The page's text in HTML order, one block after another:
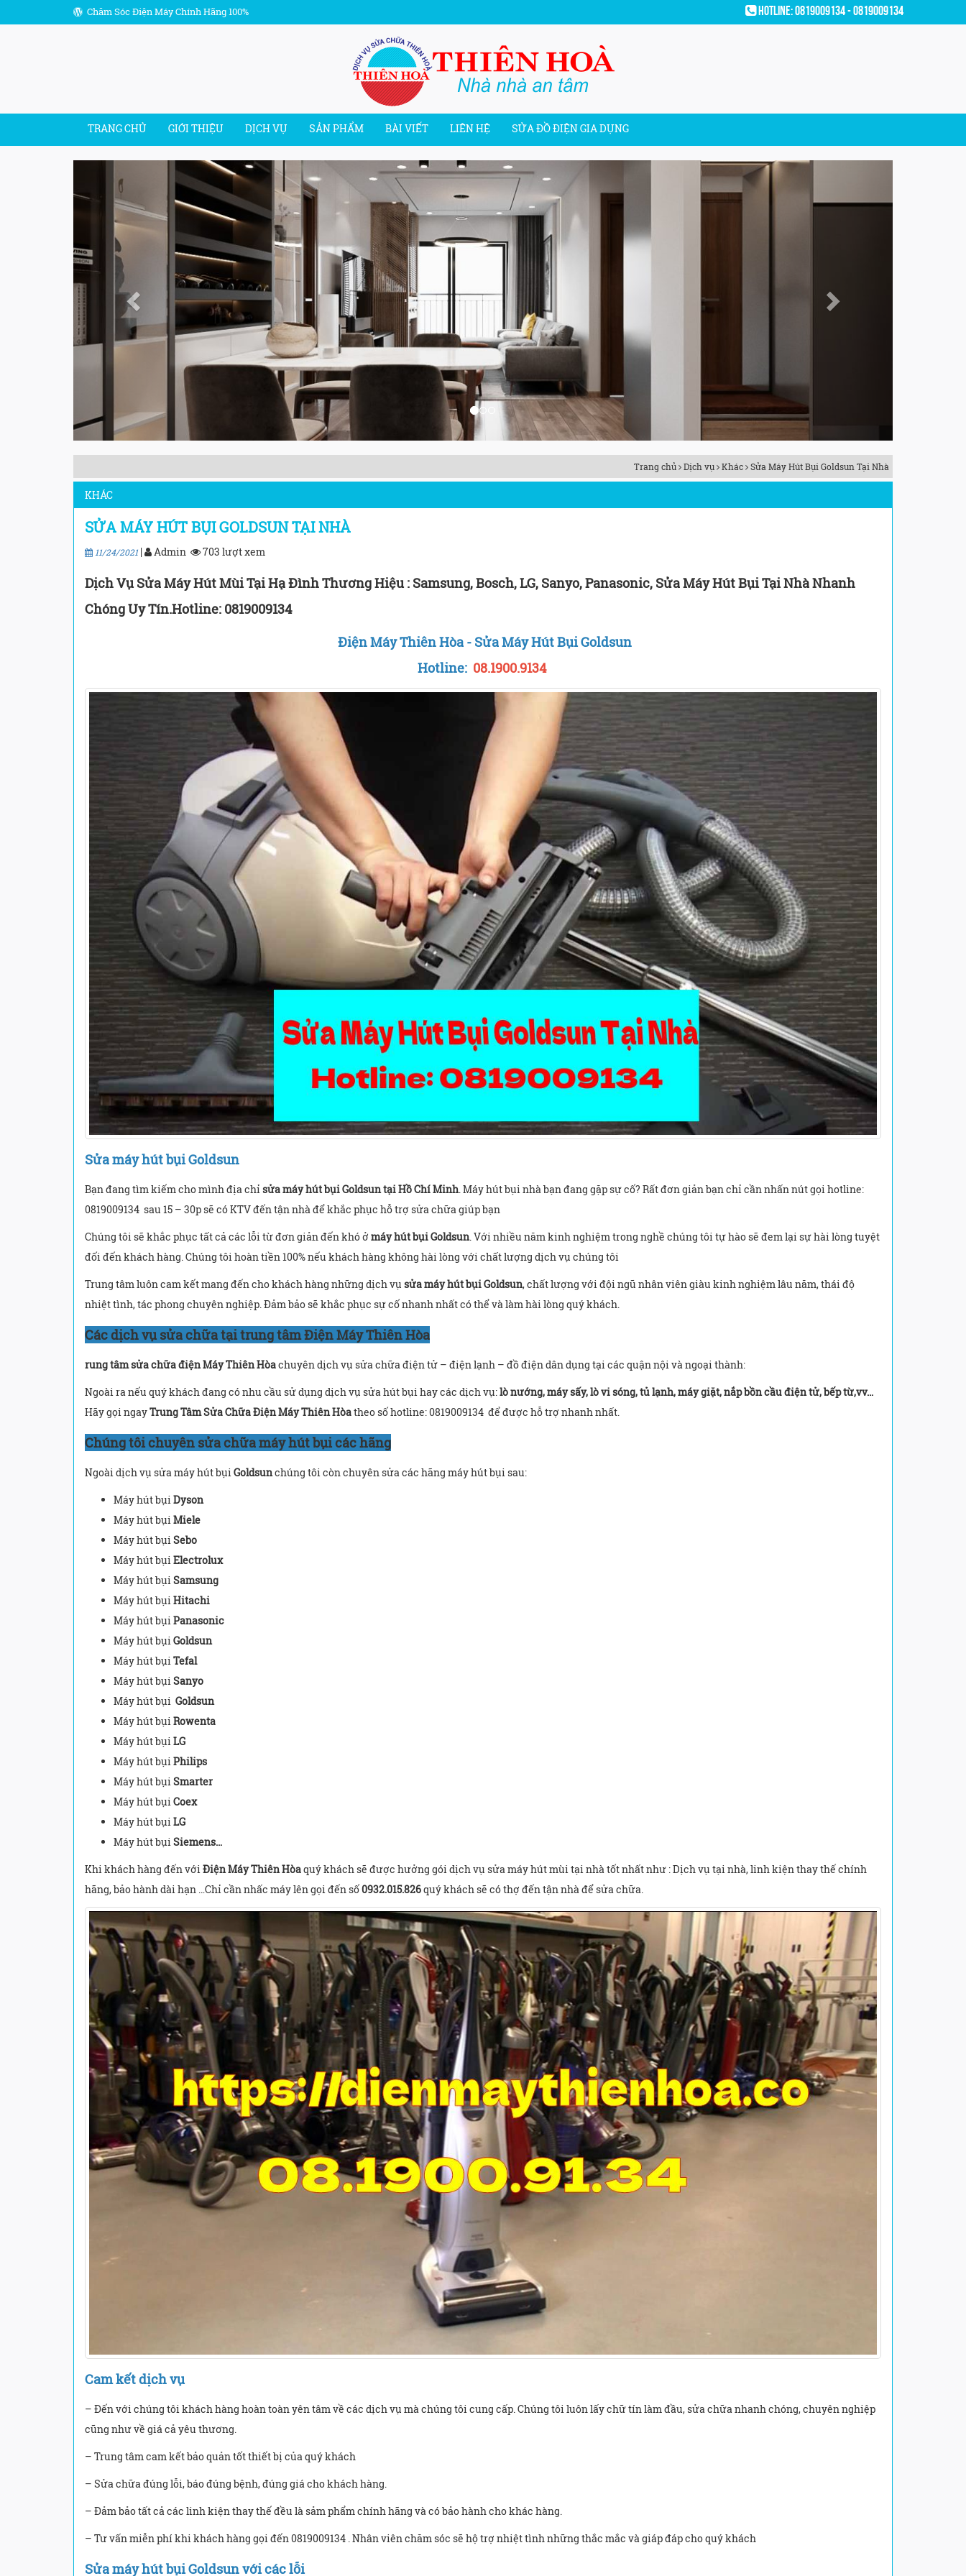
Chăm Sóc Điện Máy Chính Hãng 100% Hotline: 0819009134 - 0819009134
TRANG CHỦ GIỚI THIỆU DỊCH VỤ SẢN PHẨM BÀI VIẾT LIÊN HỆ SỬA ĐỒ ĐIỆN GIA DỤNG
Previous
Trang chủ Dịch vụ Khác Sửa Máy Hút Bụi Goldsun Tại Nhà
KHÁC
SỬA MÁY HÚT BỤI GOLDSUN TẠI NHÀ
11/24/2021 | Admin 703 lượt xem
Dịch Vụ Sửa Máy Hút Mùi Tại Hạ Đình Thương Hiệu : Samsung, Bosch, LG, Sanyo, Panasonic, Sửa Máy Hút Bụi Tại Nhà Nhanh
Chóng Uy Tín.Hotline: 0819009134
Điện Máy Thiên Hòa - Sửa Máy Hút Bụi Goldsun
Hotline: 08.1900.9134
Sửa máy hút bụi Goldsun
Bạn đang tìm kiếm cho mình địa chỉ sửa máy hút bụi Goldsun tại Hồ Chí Minh. Máy hút bụi nhà bạn đang gặp sự cố? Rất đơn giản bạn chỉ cần nhấn nút gọi hotline:
0819009134 sau 15 – 30p sẽ có KTV đến tận nhà để khắc phục hỗ trợ sửa chữa giúp bạn
Chúng tôi sẽ khắc phục tất cả các lỗi từ đơn giản đến khó ở máy hút bụi Goldsun. Với nhiều năm kinh nghiệm trong nghề chúng tôi tự hào sẽ đem lại sự hài lòng tuyệt
đối đến khách hàng. Chúng tôi hoàn tiền 100% nếu khách hàng không hài lòng với chất lượng dịch vụ chúng tôi
Trung tâm luôn cam kết mang đến cho khách hàng những dịch vụ sửa máy hút bụi Goldsun, chất lượng với đội ngũ nhân viên giàu kinh nghiệm lâu năm, thái độ
nhiệt tình, tác phong chuyên nghiệp. Đảm bảo sẽ khắc phục sự cố nhanh nhất có thể và làm hài lòng quý khách.
Các dịch vụ sửa chữa tại trung tâm Điện Máy Thiên Hòa
rung tâm sửa chữa điện Máy Thiên Hòachuyên dịch vụ sửa chữa điện tử – điện lạnh – đồ điện dân dụng tại các quận nội và ngoại thành:
Ngoài ra nếu quý khách đang có nhu cầu sử dụng dịch vụ sửa hút bụi hay các dịch vụ:lò nướng, máy sấy, lò vi sóng, tủ lạnh, máy giặt, nắp bồn cầu điện tử, bếp từ,vv…
Hãy gọi ngayTrung Tâm Sửa Chữa Điện Máy Thiên Hòatheo số hotline: 0819009134 để được hỗ trợ nhanh nhất.
Chúng tôi chuyên sửa chữa máy hút bụi các hãng
Ngoài dịch vụ sửa máy hút bụiGoldsunchúng tôi còn chuyên sửa các hãng máy hút bụi sau:
Máy hút bụiDyson
Máy hút bụiMiele
Máy hút bụiSebo
Máy hút bụiElectrolux
Máy hút bụiSamsung
Máy hút bụiHitachi
Máy hút bụiPanasonic
Máy hút bụiGoldsun
Máy hút bụiTefal
Máy hút bụiSanyo
Máy hút bụi Goldsun
Máy hút bụiRowenta
Máy hút bụiLG
Máy hút bụiPhilips
Máy hút bụiSmarter
Máy hút bụiCoex
Máy hút bụiLG
Máy hút bụiSiemens…
Khi khách hàng đến vớiĐiện Máy Thiên Hòaquý khách sẽ được hưởng gói dịch vụ sửa máy hút mùi tại nhà tốt nhất như : Dịch vụ tại nhà, linh kiện thay thế chính
hãng, bảo hành dài hạn …Chỉ cần nhấc máy lên gọi đến số0932.015.826quý khách sẽ có thợ đến tận nhà để sửa chữa.
Cam kết dịch vụ
– Đến với chúng tôi khách hàng hoàn toàn yên tâm về các dịch vụ mà chúng tôi cung cấp. Chúng tôi luôn lấy chữ tín làm đầu, sửa chữa nhanh chóng, chuyên nghiệp
cũng như về giá cả yêu thương.
– Trung tâm cam kết bảo quản tốt thiết bị của quý khách
– Sửa chữa đúng lỗi, báo đúng bệnh, đúng giá cho khách hàng.
– Đảm bảo tất cả các linh kiện thay thế đều là sảm phẩm chính hãng và có bảo hành cho khác hàng.
– Tư vấn miễn phí khi khách hàng gọi đến 0819009134 . Nhân viên chăm sóc sẽ hộ trợ nhiệt tình những thắc mắc và giáp đáp cho quý khách
Sửa máy hút bụi Goldsun với các lỗi